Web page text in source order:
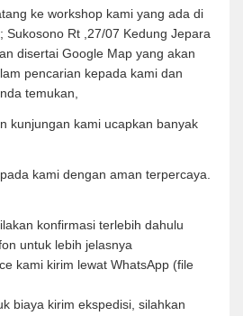
ke workshop kami yang ada di
Sukosono Rt ,27/07 Kedung Jepara
disertai Google Map yang akan
pencarian kepada kami dan
temukan,
kunjungan kami ucapkan banyak
kami dengan aman terpercaya.
konfirmasi terlebih dahulu
untuk lebih jelasnya
kami kirim lewat WhatsApp (file
biaya kirim ekspedisi, silahkan